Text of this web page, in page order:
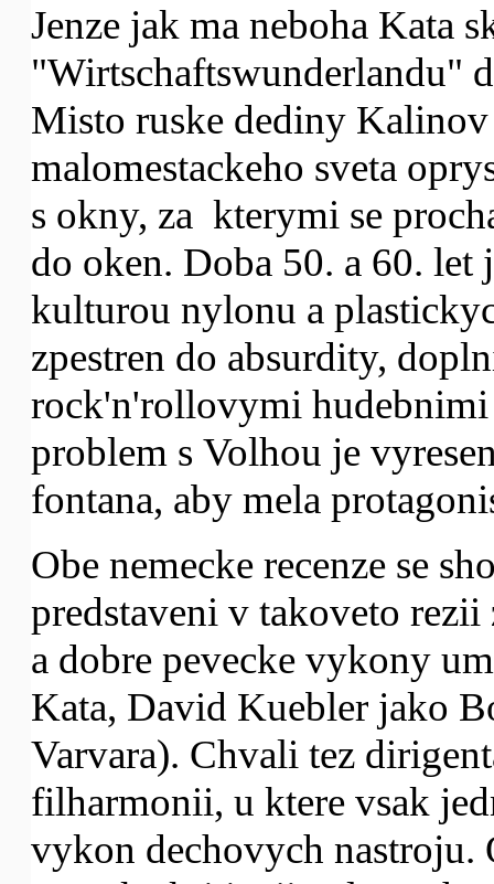
Jenze jak ma neboha Kata
"Wirtschaftswunderlandu"
Misto ruske dediny Kalinov
malomestackeho sveta
s okny, za kterymi se
do oken. Doba 50. a 60.
kulturou nylonu a
zpestren do absurdity,
rock'n'rollovymi
problem s Volhou je
fontana, aby mela
Obe nemecke recenze se
predstaveni v takoveto rezii
a dobre pevecke vykony
Kata, David Kuebler jako
Varvara). Chvali tez
filharmonii, u ktere vsak
vykon dechovych nastroju.